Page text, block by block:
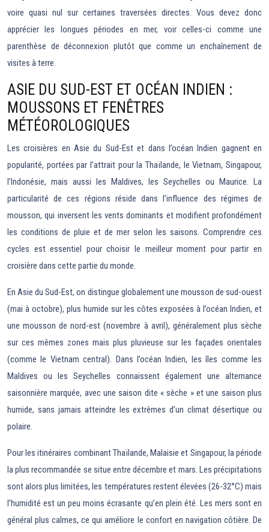
voire quasi nul sur certaines traversées directes. Vous devez donc
apprécier les longues périodes en mer, voir celles-ci comme une
parenthèse de déconnexion plutôt que comme un enchaînement de
visites à terre.
ASIE DU SUD-EST ET OCÉAN INDIEN :
MOUSSONS ET FENÊTRES
MÉTÉOROLOGIQUES
Les croisières en Asie du Sud-Est et dans l’océan Indien gagnent en
popularité, portées par l’attrait pour la Thaïlande, le Vietnam, Singapour,
l’Indonésie, mais aussi les Maldives, les Seychelles ou Maurice. La
particularité de ces régions réside dans l’influence des régimes de
mousson, qui inversent les vents dominants et modifient profondément
les conditions de pluie et de mer selon les saisons. Comprendre ces
cycles est essentiel pour choisir le meilleur moment pour partir en
croisière dans cette partie du monde.
En Asie du Sud-Est, on distingue globalement une mousson de sud-ouest
(mai à octobre), plus humide sur les côtes exposées à l’océan Indien, et
une mousson de nord-est (novembre à avril), généralement plus sèche
sur ces mêmes zones mais plus pluvieuse sur les façades orientales
(comme le Vietnam central). Dans l’océan Indien, les îles comme les
Maldives ou les Seychelles connaissent également une alternance
saisonnière marquée, avec une saison dite « sèche » et une saison plus
humide, sans jamais atteindre les extrêmes d’un climat désertique ou
polaire.
Pour les itinéraires combinant Thaïlande, Malaisie et Singapour, la période
la plus recommandée se situe entre décembre et mars. Les précipitations
sont alors plus limitées, les températures restent élevées (26-32°C) mais
l’humidité est un peu moins écrasante qu’en plein été. Les mers sont en
général plus calmes, ce qui améliore le confort en navigation côtière. De